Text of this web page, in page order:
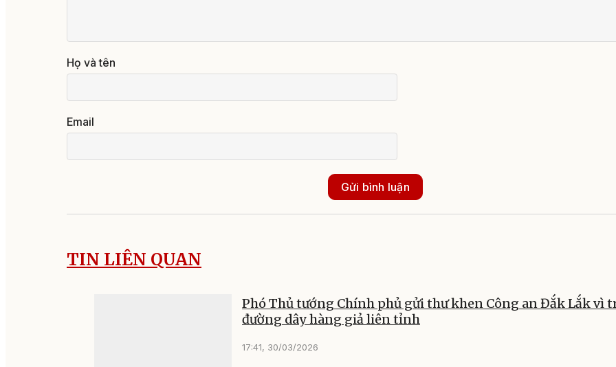
Họ và tên
Email
Gửi bình luận
TIN LIÊN QUAN
Phó Thủ tướng Chính phủ gửi thư khen Công an Đắk Lắk vì
đường dây hàng giả liên tỉnh
17:41, 30/03/2026